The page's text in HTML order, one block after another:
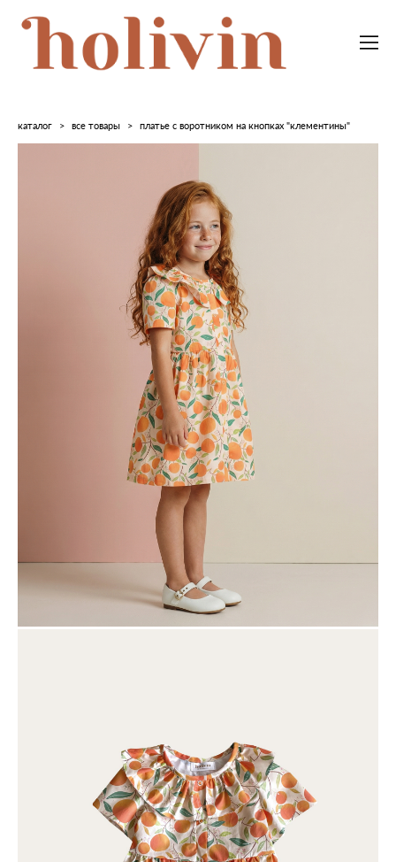
каталог > все товары > платье с воротником на кнопках "клементины"